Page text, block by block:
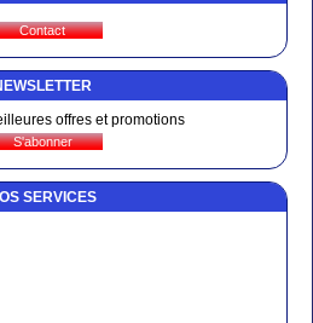
offres et promotions
SERVICES